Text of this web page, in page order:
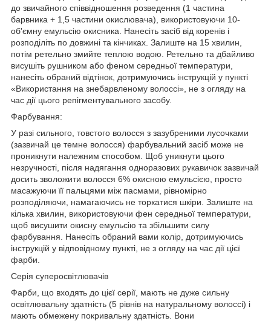
до звичайного співвідношення розведення (1 частина
барвника + 1,5 частини окислювача), використовуючи 10-
об'ємну емульсію окисника. Нанесіть засіб від коренів і
розподіліть по довжині та кінчиках. Залиште на 15 хвилин,
потім ретельно змийте теплою водою. Ретельно та дбайливо
висушіть рушником або феном середньої температури,
нанесіть обраний відтінок, дотримуючись інструкцій у пункті
«Використання на знебарвленому волоссі», не з огляду на
час дії цього репігментувального засобу.
Фарбування:
У разі сильного, товстого волосся з зазубреними лусочками
(зазвичай це темне волосся) фарбувальний засіб може не
проникнути належним способом. Щоб уникнути цього
незручності, після надягання одноразових рукавичок зазвичай
досить зволожити волосся 6% окисною емульсією, просто
масажуючи її пальцями між пасмами, рівномірно
розподіляючи, намагаючись не торкатися шкіри. Залиште на
кілька хвилин, використовуючи фен середньої температури,
щоб висушити окисну емульсію та збільшити силу
фарбування. Нанесіть обраний вами колір, дотримуючись
інструкцій у відповідному пункті, не з огляду на час дії цієї
фарби.
Серія суперосвітлювачів
Фарби, що входять до цієї серії, мають не дуже сильну
освітлювальну здатність (5 рівнів на натуральному волоссі) і
мають обмежену покривальну здатність. Вони